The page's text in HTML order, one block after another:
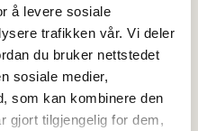
å levere sosiale
trafikken vår. Vi deler
du bruker nettstedet
sosiale medier,
som kan kombinere den
gjort tilgjengelig for dem,